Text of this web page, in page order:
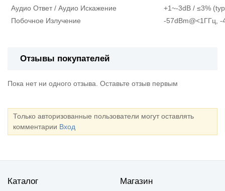
Аудио Ответ / Аудио Искажение
+1~-3dB / ≤3%
Побочное Излучение
-57dBm@<1ГГц, -
Отзывы покупателей
Пока нет ни одного отзыва. Оставьте отзыв первым
Только авторизованные пользователи могут оставлять
комментарии Вход
Каталог Магазин